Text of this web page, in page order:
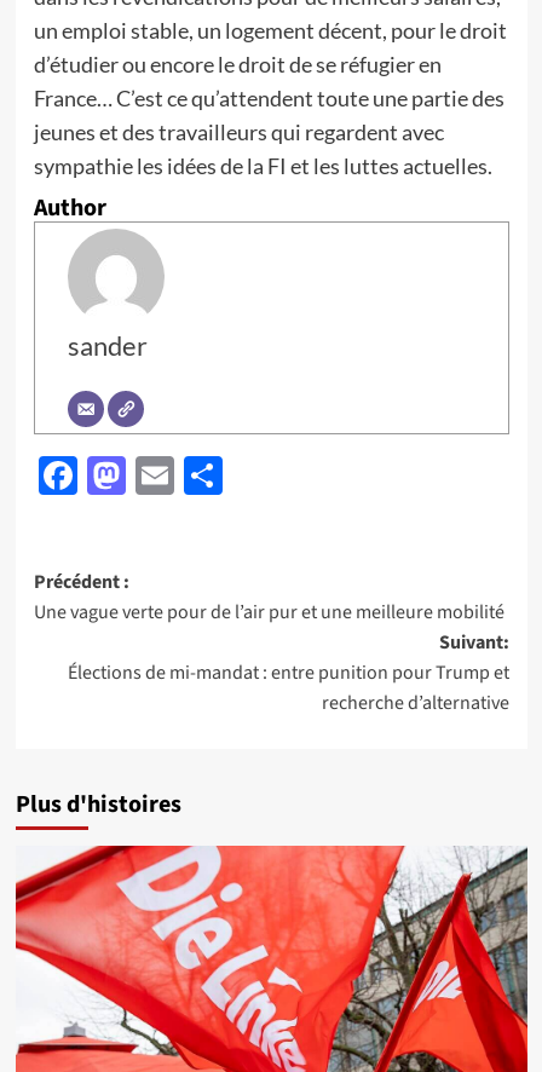
un emploi stable, un logement décent, pour le droit
d’étudier ou encore le droit de se réfugier en
France… C’est ce qu’attendent toute une partie des
jeunes et des travailleurs qui regardent avec
sympathie les idées de la FI et les luttes actuelles.
Author
sander
Facebook
Mastodon
EmailPartager
Navigation
d’article
Précédent :
Une vague verte pour de l’air pur et une meilleure mobilité
Suivant:
Élections de mi-mandat : entre punition pour Trump et
recherche d’alternative
Plus d'histoires